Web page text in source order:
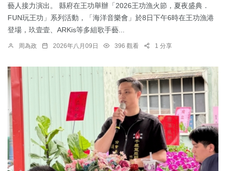
藝人接力演出。 縣府在王功舉辦「2026王功漁火節，夏夜盛典．
FUN玩王功」系列活動，「海洋音樂會」於8日下午6時在王功漁港
登場，玖壹壹、ARKis等多組歌手藝...
周為政 2026年八月09日 396 觀看 1 分享